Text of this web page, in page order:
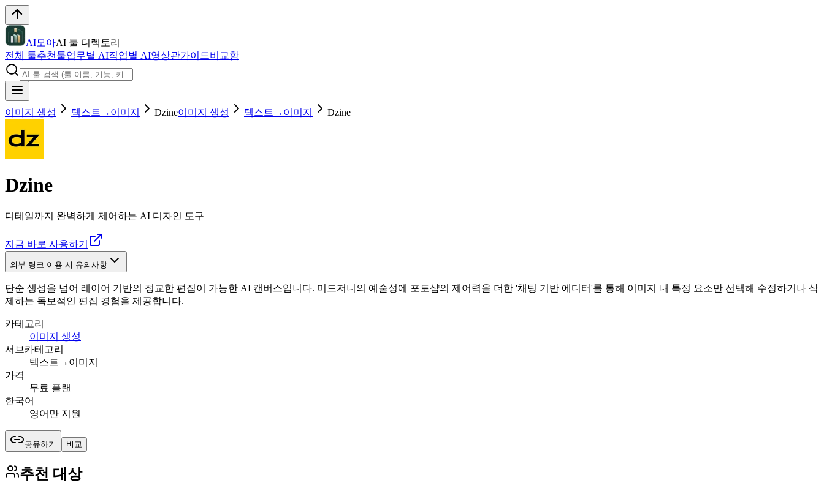
AI모아AI 툴 디렉토리
전체 툴추천툴업무별 AI직업별 AI영상관가이드비교함
이미지 생성 텍스트→이미지 Dzine이미지 생성 텍스트→이미지 Dzine
Dzine
디테일까지 완벽하게 제어하는 AI 디자인 도구
지금 바로 사용하기
외부 링크 이용 시 유의사항
단순 생성을 넘어 레이어 기반의 정교한 편집이 가능한 AI 캔버스입니다. 미드저니의 예술성에 포토샵의 제어력을 더한 '채팅 기반 에디터'를 통해 이미지 내 특정 요소만 선택해 수정하거나 삭
제하는 독보적인 편집 경험을 제공합니다.
카테고리
이미지 생성
서브카테고리
텍스트→이미지
가격
무료 플랜
한국어
영어만 지원
공유하기 비교
추천 대상